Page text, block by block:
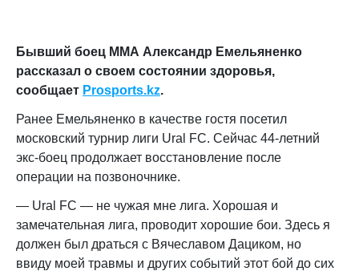
Бывший боец ММА Александр Емельяненко
рассказал о своем состоянии здоровья,
сообщает Prosports.kz.
Ранее Емельяненко в качестве гостя посетил
московский турнир лиги Ural FC. Сейчас 44-летний
экс-боец продолжает восстановление после
операции на позвоночнике.
— Ural FC — не чужая мне лига. Хорошая и
замечательная лига, проводит хорошие бои. Здесь я
должен был драться с Вячеславом Дациком, но
ввиду моей травмы и других событий этот бой до сих